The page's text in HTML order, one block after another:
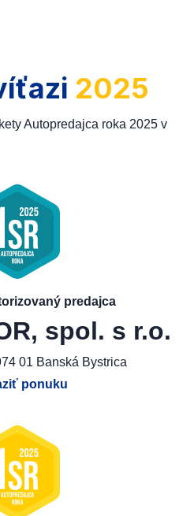
2025
Autopredajca roka 2025 v
predajca
spol. s r.o.
01 Banská Bystrica
ponuku